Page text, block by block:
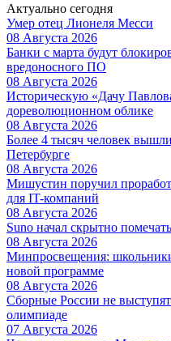
Актуально сегодня
Умер отец Лионеля Месси
08 Августа 2026
Банки с марта будут
вредоносного ПО
08 Августа 2026
Историческую «Дачу
дореволюционном облике
08 Августа 2026
Более 4 тысяч человек
Петербурге
08 Августа 2026
Мишустин поручил
для IT-компаний
08 Августа 2026
Suno начал скрытно
08 Августа 2026
Минпросвещения: школьники
новой программе
08 Августа 2026
Сборные России не
олимпиаде
07 Августа 2026